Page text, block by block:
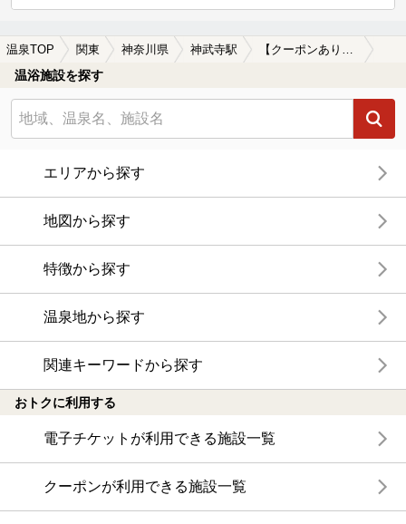
温泉TOP 関東 神奈川県 神武寺駅
温浴施設を探す
エリアから探す
地図から探す
特徴から探す
温泉地から探す
関連キーワードから探す
おトクに利用する
電子チケットが利用できる施設一覧
クーポンが利用できる施設一覧